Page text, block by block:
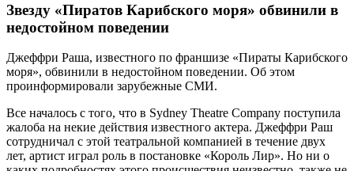
Звезду «Пиратов Карибского моря» обвинили в
недостойном поведении
Джеффри Раша, известного по франшизе «Пираты Карибского
моря», обвинили в недостойном поведении. Об этом
проинформировали зарубежные СМИ.
Все началось с того, что в Sydney Theatre Company поступила
жалоба на некие действия известного актера. Джеффри Раш
сотрудничал с этой театральной компанией в течение двух
лет, артист играл роль в постановке «Король Лир». Но ни о